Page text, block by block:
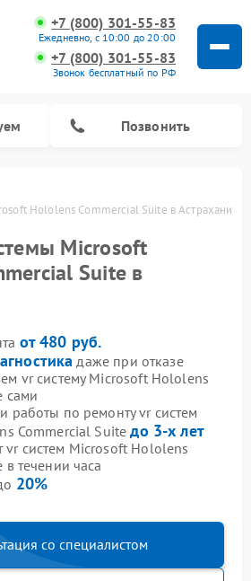
+7 (800) 301-55-83
Ежедневно, с 10:00 до 20:00
+7 (800) 301-55-83
Звонок бесплатный по РФ
Позвонить
Hololens Commercial Suite в Астрахани
Microsoft
Suite в
от 480 руб.
даже при отказе
vr систему Microsoft Hololens
сами
работы по ремонту vr систем
Commercial Suiteдо 3-х лет
систем Microsoft Hololens
течении часа
20%
со специалистом